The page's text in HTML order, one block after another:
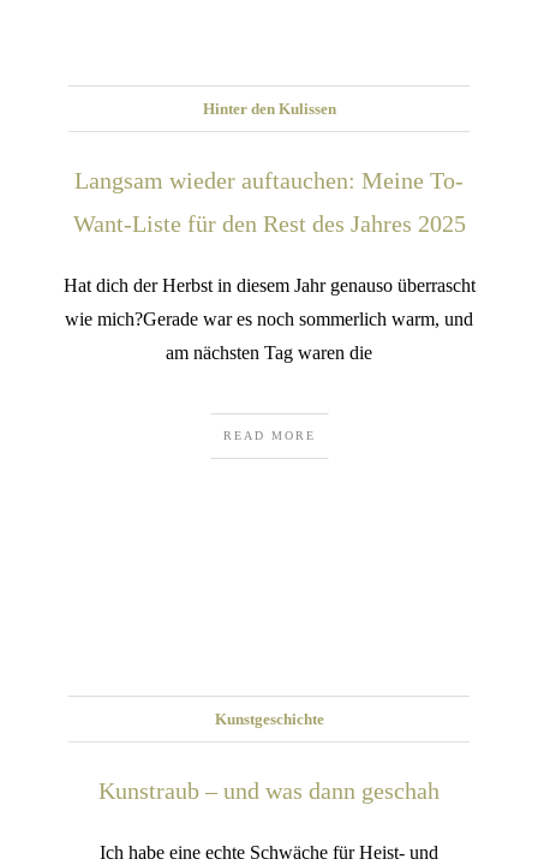
Hinter den Kulissen
Langsam wieder auftauchen: Meine To-
Want-Liste für den Rest des Jahres 2025
Hat dich der Herbst in diesem Jahr genauso überrascht
wie mich?Gerade war es noch sommerlich warm, und
am nächsten Tag waren die
READ MORE
Kunstgeschichte
Kunstraub – und was dann geschah
Ich habe eine echte Schwäche für Heist- und